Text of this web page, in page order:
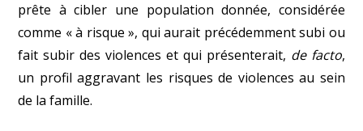
prête à cibler une population donnée, considérée
comme « à risque », qui aurait précédemment subi ou
fait subir des violences et qui présenterait, de facto,
un profil aggravant les risques de violences au sein
de la famille.